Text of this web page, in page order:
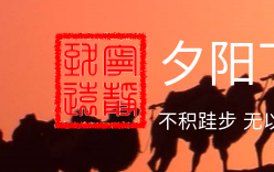
夕
不积跬步 无